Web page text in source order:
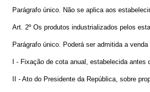
Parágrafo único. Não se aplica aos
Art. 2º Os produtos industrializados pelos
Parágrafo único. Poderá ser admitida a
I - Fixação de cota anual, estabelecida
II - Ato do Presidente da República, sobre